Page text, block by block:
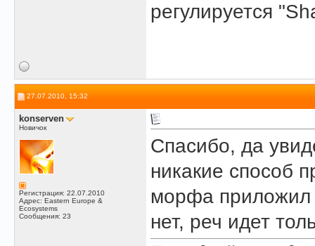
регулируется
27.07.2010, 15:32
konserven
Новичок
Регистрация: 22.07.2010
Адрес: Eastern Europe &
Ecosystems
Сообщения: 23
Спасибо, да
никакие способ
морфа приложил
нет, реч идет